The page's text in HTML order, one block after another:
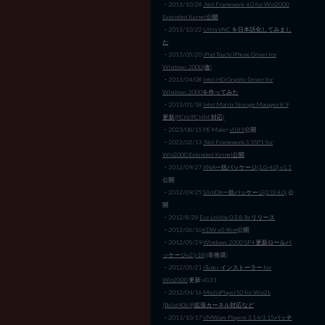
・2013/10/28 .Net Framework 4.0 for Win2000
Extended Kernel公開
・2013/10/22 Ultra VNC を日本語化してみまし
た
・2013/05/20 iPod Touch/iPhone Driver for
Windows 2000(改)
・2013/04/08 Intel HD Graphic Driver for
Windows 2000を作ってみた
・2013/01/18 Intel Matrix Storage Manager 8.9
更新(PCH/PCHM 対応)
・2023/08/15 PE Makerv0.83公開
・2022/02/13 .Net Framework 3.5SP1 for
Win2000 Extended Kernel公開
・2012/09/27XNA一括パッケージ(1.0-4.0) v1.1
公開
・2012/09/25 SlimDX一括パッケージ(2.0/4.0) 公
開
・2012/8/28 Ese Lolifox 0.3.8.9a リリース
・2012/06/16KDW v0.96m公開
・2012/05/29Windows 2000 SP4 更新ロールパ
ッケージv2(r18)(非推奨)
・2012/05/21 iTunes インストーラー for
Win2000更新 v0.31
・2012/04/16 MediaPlayer10 for Win2k
(Build4069)拡張カーネル対応など
・2011/10/17VMWare Playere 3.14/3.15パッチ